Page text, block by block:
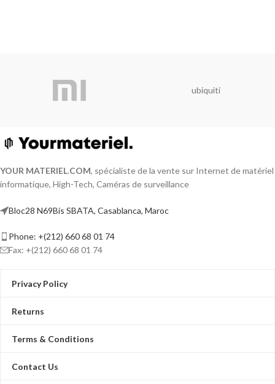
ubiquiti
YOUR MATERIEL.COM, spécialiste de la vente sur Internet de matériel
informatique, High-Tech, Caméras de surveillance
Bloc28 N69Bis SBATA, Casablanca, Maroc
Phone: +(212) 660 68 01 74
Fax: +(212) 660 68 01 74
Privacy Policy
Returns
Terms & Conditions
Contact Us